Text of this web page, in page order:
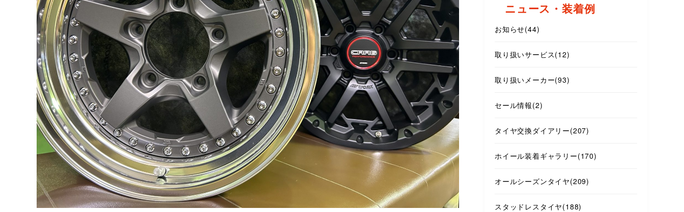
ニュース・装着例
お知らせ(44)
取り扱いサービス(12)
取り扱いメーカー(93)
セール情報(2)
タイヤ交換ダイアリー(207)
ホイール装着ギャラリー(170)
オールシーズンタイヤ(209)
スタッドレスタイヤ(188)